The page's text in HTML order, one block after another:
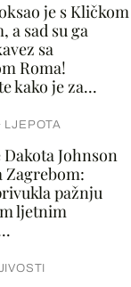
je s Kličkom
a sad su ga
sa
Roma!
kako je za...
LJEPOTA
Dakota Johnson
Zagrebom:
pažnju
ljetnim